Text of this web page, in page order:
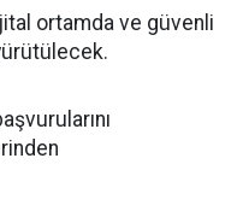
ortamda ve güvenli